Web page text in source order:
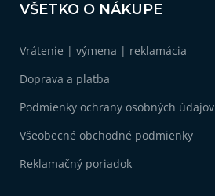
VŠETKO O NÁKUPE
Vrátenie | výmena | reklamácia
Doprava a platba
Podmienky ochrany osobných údajov
Všeobecné obchodné podmienky
Reklamačný poriadok